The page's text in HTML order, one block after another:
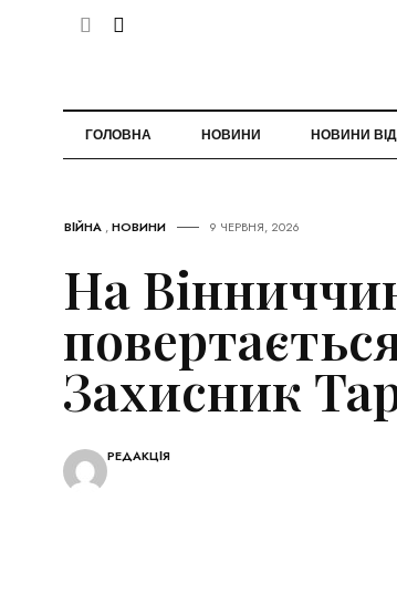
ГОЛОВНА НОВИНИ НОВИНИ ВІД
ВІЙНА ,НОВИНИ 9 ЧЕРВНЯ, 2026
На
Захисник
РЕДАКЦІЯ